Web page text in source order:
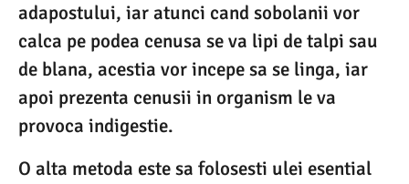
adapostului, iar atunci cand sobolanii vor
calca pe podea cenusa se va lipi de talpi sau
de blana, acestia vor incepe sa se linga, iar
apoi prezenta cenusii in organism le va
provoca indigestie.
O alta metoda este sa folosesti ulei esential